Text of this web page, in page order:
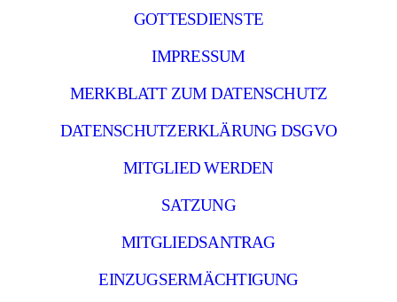
GOTTESDIENSTE
IMPRESSUM
MERKBLATT ZUM DATENSCHUTZ
DATENSCHUTZERKLÄRUNG DSGVO
MITGLIED WERDEN
SATZUNG
MITGLIEDSANTRAG
EINZUGSERMÄCHTIGUNG